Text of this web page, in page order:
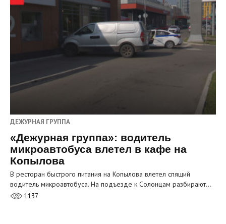
ДЕЖУРНАЯ ГРУППА
«Дежурная группа»: водитель
микроавтобуса влетел в кафе на
Копылова
В ресторан быстрого питания на Копылова влетел спящий
водитель микроавтобуса. На подъезде к Солонцам разбирают…
1137